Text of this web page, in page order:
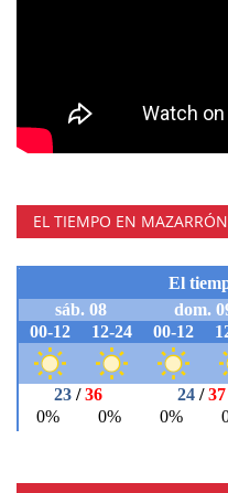
EL TIEMPO EN MAZARRÓN